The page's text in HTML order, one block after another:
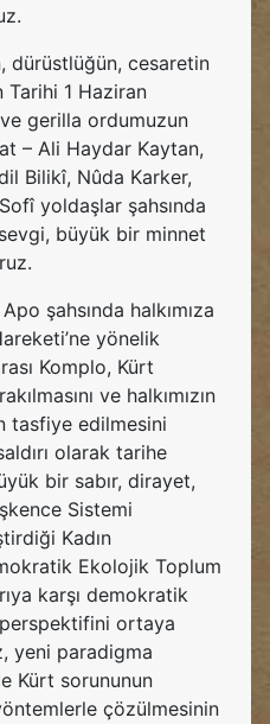
dürüstlüğün, cesaretin
1 Haziran
gerilla ordumuzun
– Ali Haydar Kaytan,
Bilikî, Nûda Karker,
yoldaşlar şahsında
büyük bir minnet
şahsında halkımıza
yönelik
Komplo, Kürt
ve halkımızın
tasfiye edilmesini
olarak tarihe
bir sabır, dirayet,
Sistemi
Kadın
Ekolojik Toplum
karşı demokratik
ortaya
yeni paradigma
Kürt sorununun
çözülmesinin